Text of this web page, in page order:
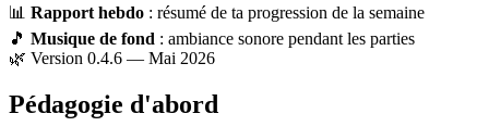
📊 Rapport hebdo : résumé de ta progression de la semaine
🎵 Musique de fond : ambiance sonore pendant les parties
🌿 Version 0.4.6 — Mai 2026
Pédagogie d'abord